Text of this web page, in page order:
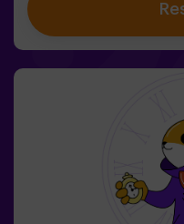
Necesitamos un equipo
del juego y volver a
planes con amigos |
infantiles❗Si todos
igual de 14 años
pero recomendamos
(consúltanos las
dificultad alta pero si
en tu reserva,
que bajar el nivel de